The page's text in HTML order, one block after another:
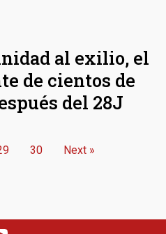
al exilio, el
de cientos de
del 28J
30 Next »